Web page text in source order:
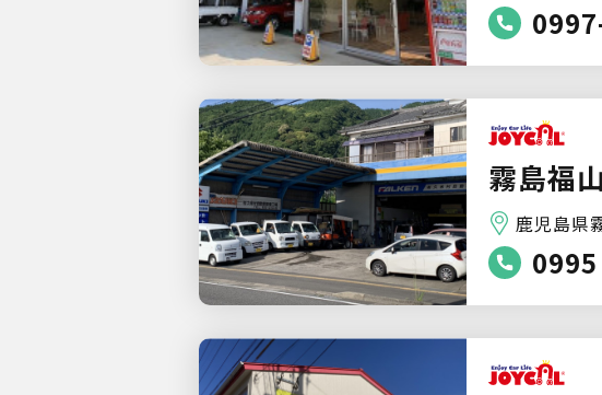
霧島福
鹿児島県